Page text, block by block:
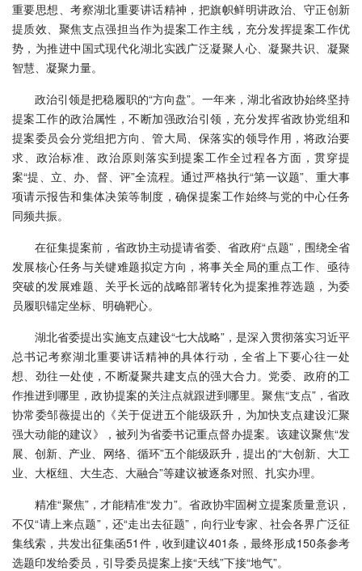
重要思想、考察湖北重要讲话精神，把旗帜鲜明讲政治、守正创新
提质效、聚焦支点强担当作为提案工作主线，充分发挥提案工作优
势，为推进中国式现代化湖北实践广泛凝聚人心、凝聚共识、凝聚
智慧、凝聚力量。
政治引领是把稳履职的“方向盘”。一年来，湖北省政协始终坚持
提案工作的政治属性，不断加强政治引领，充分发挥省政协党组和
提案委员会分党组把方向、管大局、保落实的领导作用，将政治要
求、政治标准、政治原则落实到提案工作全过程各方面，贯穿提
案“提、立、办、督、评”全流程。通过严格执行“第一议题”、重大事
项请示报告和集体决策等制度，确保提案工作始终与党的中心任务
同频共振。
在征集提案前，省政协主动提请省委、省政府“点题”，围绕全省
发展核心任务与关键难题拟定方向，将事关全局的重点工作、亟待
突破的发展难题、关乎长远的战略部署转化为提案推荐选题，为委
员履职锚定坐标、明确靶心。
湖北省委提出实施支点建设“七大战略”，是深入贯彻落实习近平
总书记考察湖北重要讲话精神的具体行动，全省上下要心往一处
想、劲往一处使，不断凝聚共建支点的强大合力。党委、政府的工
作推进到哪里，政协提案的关注点就跟进到哪里。聚焦“支点”，省政
协常委邹薇提出的《关于促进五个能级跃升，为加快支点建设汇聚
强大动能的建议》，被列为省委书记重点督办提案。该建议聚焦“发
展、创新、产业、网络、循环”五个能级跃升，提出的“大创新、大工
业、大枢纽、大生态、大融合”等建议被逐条对照、扎实办理。
精准“聚焦”，才能精准“发力”。省政协牢固树立提案质量意识，
不仅“请上来点题”，还“走出去征题”，向行业专家、社会各界广泛征
集线索，共发出征集函51件，收到建议401条，最终形成150条参考
选题印发给委员，引导委员提案上接“天线”下接“地气”。